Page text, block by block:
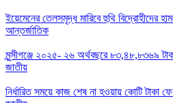
ইয়েমেনের তেলসমৃদ্ধ মারিবে হুথি বিদ্রোহীদের
আন্তর্জাতিক
মুন্সীগঞ্জে ২০২৫- ২৬ অর্থবছরে ৮৩,৪৮,৮৩৬৯
জাতীয়
নির্ধারিত সময়ে কাজ শেষ না হওয়ায় কোটি টাকা